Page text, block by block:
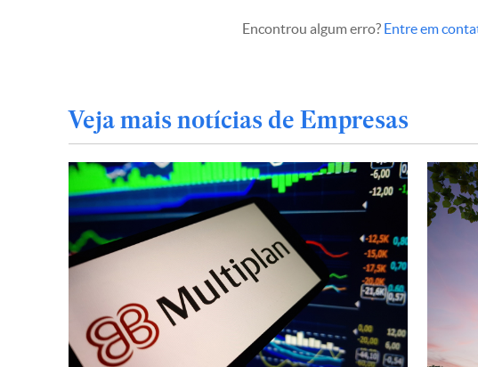
Encontrou algum erro? Entre em
Veja mais notícias de Empresas